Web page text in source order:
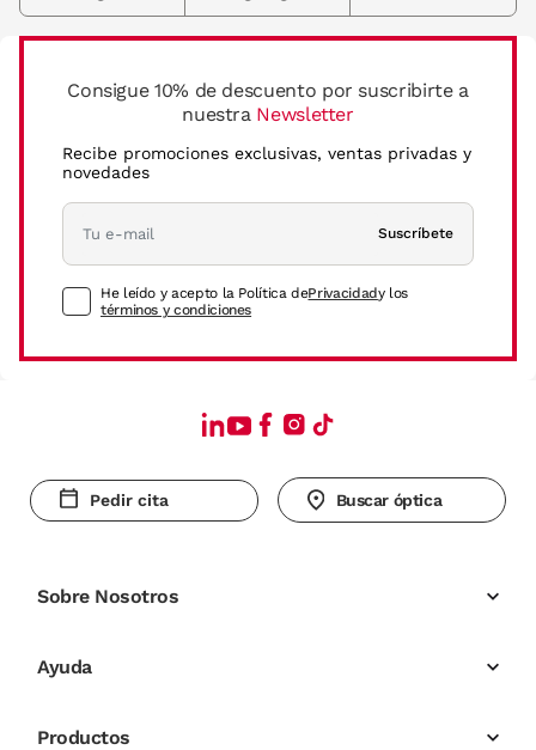
Consigue 10% de descuento por suscribirte a
nuestra Newsletter
Recibe promociones exclusivas, ventas privadas y
novedades
Suscríbete
He leído y acepto la Política dePrivacidady los
términos y condiciones
Pedir cita Buscar óptica
Sobre Nosotros
Ayuda
Productos